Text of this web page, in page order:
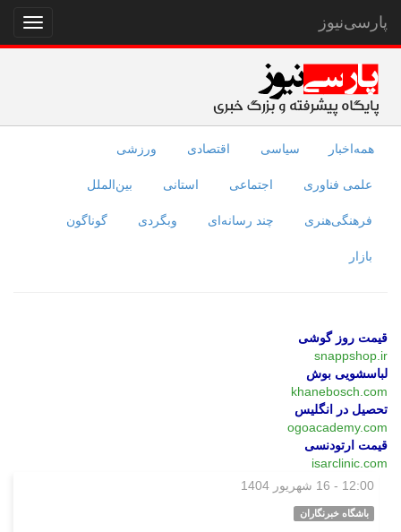
نمایش
منو
پارسی‌نیوز
همه‌اخبار سیاسی اقتصادی ورزشی
علمی فناوری اجتماعی استانی بین‌الملل
فرهنگی‌هنری چند رسانه‌ای وبگردی گوناگون
بازار
قیمت روز گوشی
snappshop.ir
لباسشویی بوش
khanebosch.com
تحصیل در انگلیس
ogoacademy.com
قیمت ارتودنسی
isarclinic.com
12:00 - 16 شهریور 1404
باشگاه خبرنگاران